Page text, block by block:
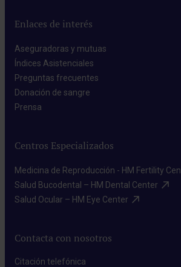
Enlaces de interés
Aseguradoras y mutuas​
Índices Asistenciales​
Preguntas frecuentes​
Donación de sangre​
Prensa​
Centros Especializados
Medicina de Reproducción - HM Fertility
Salud Bucodental – HM Dental Center​
Salud Ocular – HM Eye Center​
Contacta con nosotros
Citación telefónica